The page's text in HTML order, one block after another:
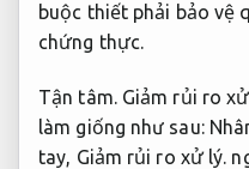
buộc thiết phải bảo vệ
chứng thực.
Tận tâm. Giảm rủi ro
làm giống như sau:
tay, Giảm rủi ro xử lý.